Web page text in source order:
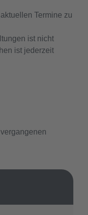
Termine zu
ist nicht
ist jederzeit